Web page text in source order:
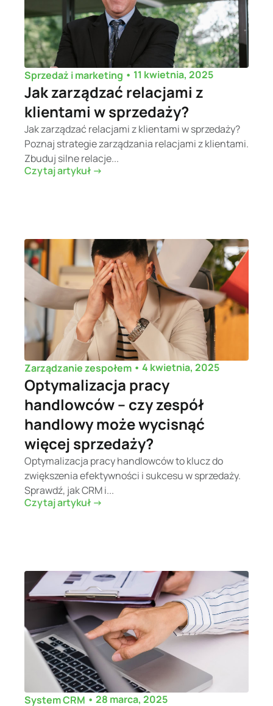
Sprzedaż i marketing • 11 kwietnia, 2025
Jak zarządzać relacjami z
klientami w sprzedaży?
Jak zarządzać relacjami z klientami w sprzedaży?
Poznaj strategie zarządzania relacjami z klientami.
Zbuduj silne relacje...
Czytaj artykuł ->
Zarządzanie zespołem • 4 kwietnia, 2025
Optymalizacja pracy
handlowców – czy zespół
handlowy może wycisnąć
więcej sprzedaży?
Optymalizacja pracy handlowców to klucz do
zwiększenia efektywności i sukcesu w sprzedaży.
Sprawdź, jak CRM i...
Czytaj artykuł ->
System CRM • 28 marca, 2025